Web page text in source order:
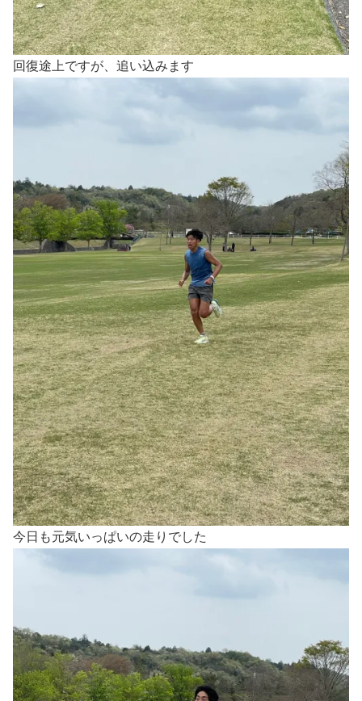
回復途上ですが、追い込みます
今日も元気いっぱいの走りでした